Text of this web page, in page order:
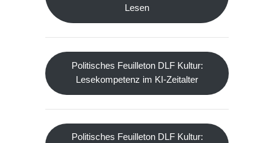
Lesen
Politisches Feuilleton DLF Kultur:
Lesekompetenz im KI-Zeitalter
Politisches Feuilleton DLF Kultur: